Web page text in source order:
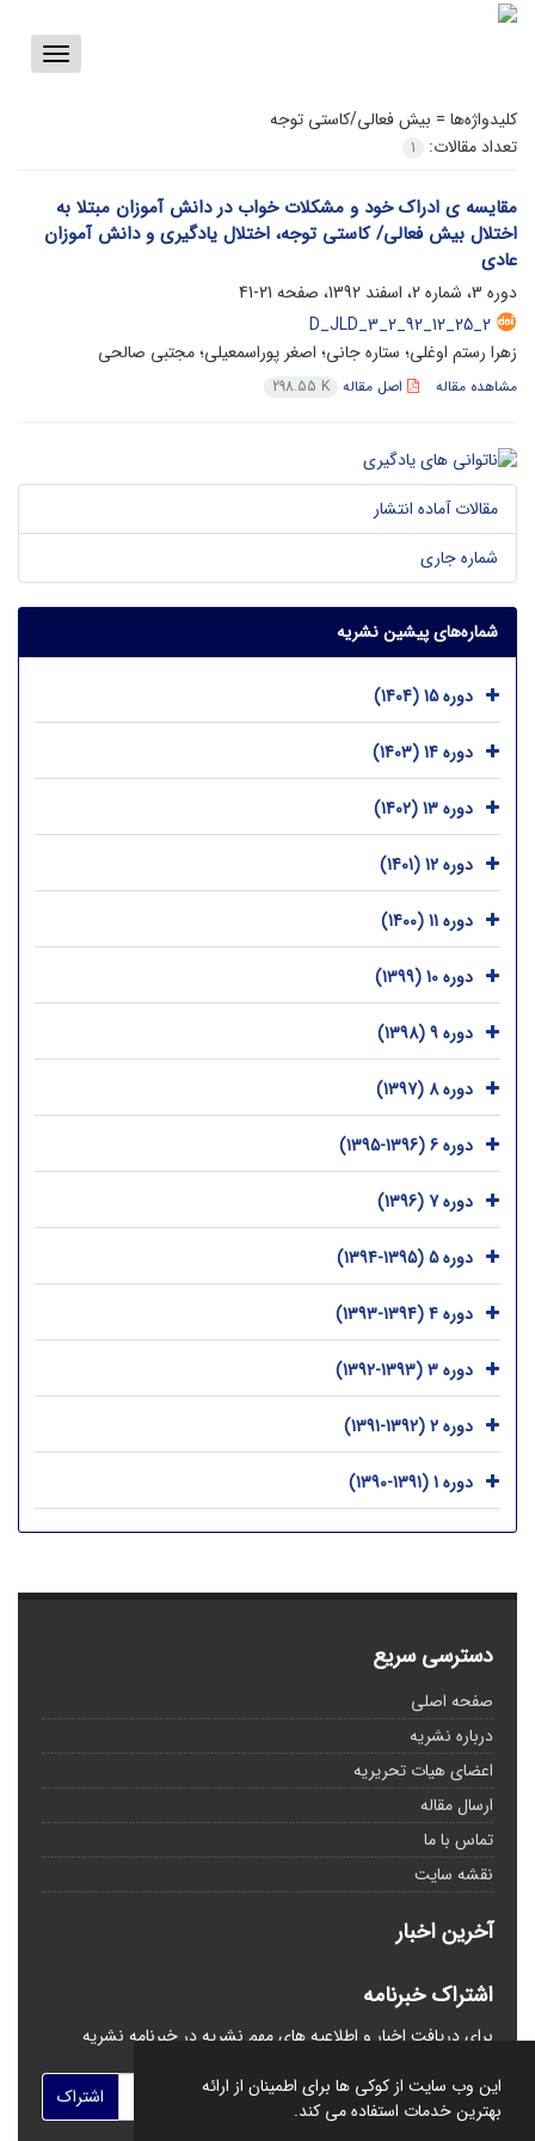
این وب سایت از کوکی ها برای اطمینان از ارائه
بهترین خدمات استفاده می کند.
Toggle
کلیدواژه‌ها = بیش فعالی/کاستی توجه
تعداد مقالات:
1
مقایسه ی ادراک خود و مشکلات خواب در دانش آموزان مبتلا به
اختلال بیش فعالی/ کاستی توجه، اختلال یادگیری و دانش آموزان
عادی
دوره 3، شماره 2، اسفند 1392، صفحه
21-41
D_JLD_3_2_92_12_25_2
زهرا رستم اوغلی؛ ستاره جانی؛ اصغر پوراسمعیلی؛ مجتبی صالحی
مشاهده مقاله اصل مقاله 298.55 K
مقالات آماده انتشار
شماره جاری
شماره‌های پیشین نشریه
دوره 15 (1404)
دوره 14 (1403)
دوره 13 (1402)
دوره 12 (1401)
دوره 11 (1400)
دوره 10 (1399)
دوره 9 (1398)
دوره 8 (1397)
دوره 6 (1396-1395)
دوره 7 (1396)
دوره 5 (1395-1394)
دوره 4 (1394-1393)
دوره 3 (1393-1392)
دوره 2 (1392-1391)
دوره 1 (1391-1390)
دسترسی سریع
صفحه اصلی
درباره نشریه
اعضای هیات تحریریه
ارسال مقاله
تماس با ما
نقشه سایت
آخرین اخبار
اشتراک خبرنامه
برای دریافت اخبار و اطلاعیه های مهم نشریه در خبرنامه نشریه
اشتراک